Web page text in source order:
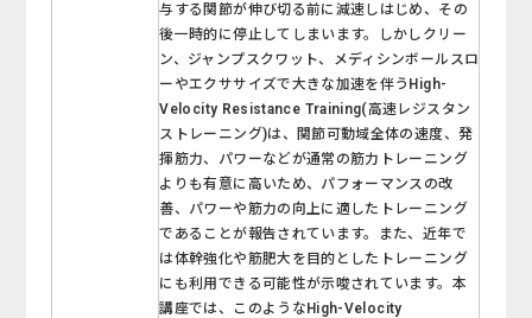
与する関節が伸び切る前に減速しはじめ、その
後一時的に停止してしまいます。しかしクリー
ン、ジャンプスクワット、メディシンボールスロ
ーやエクササイズで大きな加速を伴うHigh-
Velocity Resistance Training(高速レジスタン
ストレーニング)は、関節可動域全体の速度、発
揮筋力、パワーなどが通常の筋力トレーニング
よりも有意に高いため、パフォーマンスの改
善、パワーや筋力の向上に適したトレーニング
であることが報告されています。また、近年で
は体幹強化や筋肥大を目的としたトレーニング
にも利用できる可能性が示唆されています。本
講座では、このようなHigh-Velocity